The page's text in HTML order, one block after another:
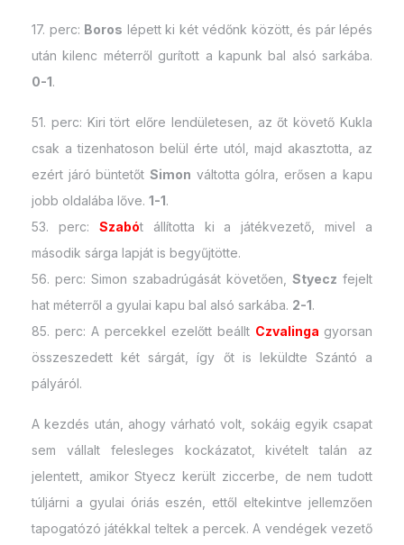
17. perc: Boros lépett ki két védőnk között, és pár lépés
után kilenc méterről gurított a kapunk bal alsó sarkába.
0-1.
51. perc: Kiri tört előre lendületesen, az őt követő Kukla
csak a tizenhatoson belül érte utól, majd akasztotta, az
ezért járó büntetőt Simon váltotta gólra, erősen a kapu
jobb oldalába lőve. 1-1.
53. perc: Szabót állította ki a játékvezető, mivel a
második sárga lapját is begyűjtötte.
56. perc: Simon szabadrúgását követően, Styecz fejelt
hat méterről a gyulai kapu bal alsó sarkába. 2-1.
85. perc: A percekkel ezelőtt beállt Czvalinga gyorsan
összeszedett két sárgát, így őt is leküldte Szántó a
pályáról.
A kezdés után, ahogy várható volt, sokáig egyik csapat
sem vállalt felesleges kockázatot, kivételt talán az
jelentett, amikor Styecz került ziccerbe, de nem tudott
túljárni a gyulai óriás eszén, ettől eltekintve jellemzően
tapogatózó játékkal teltek a percek. A vendégek vezető